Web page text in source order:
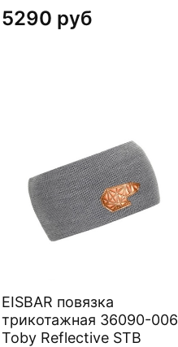
5290 руб
EISBAR повязка
трикотажная 36090-006
Toby Reflective STB